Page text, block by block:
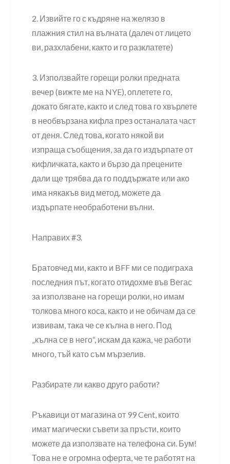
2. Извийте го с къдряне на желязо в
плажния стил на вълната (далеч от лицето
ви, разхлабени, както и го разклатете)
3. Използвайте горещи ролки предната
вечер (вижте ме на NYE), оплетете го,
докато бягате, както и след това го хвърлете
в необвързана кифла през останалата част
от деня. След това, когато някой ви
изпраща съобщения, за да го издърпате от
кифличката, както и бързо да прецените
дали ще трябва да го поддържате или ако
има някакъв вид метод, можете да
издърпате необработени вълни.
Направих #3.
Братовчед ми, както и BFF ми се подиграха
последния път, когато отидохме във Вегас
за използване на горещи ролки, но имам
толкова много коса, както и не обичам да се
извивам, така че се кълна в него. Под
„кълна се в него“, искам да кажа, че работи
много, тъй като съм мързелив.
Разбирате ли какво друго работи?
Ръкавици от магазина от 99 Cent, които
имат магически съвети за пръсти, които
можете да използвате на телефона си. Бум!
Това не е огромна оферта, че те работят на